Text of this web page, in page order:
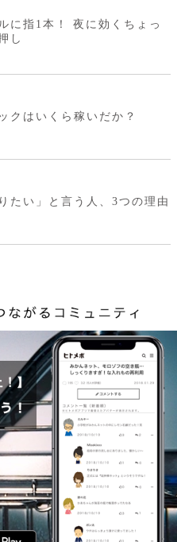
に指1本！ 夜に効くちょっ
し
クはいくら稼いだか？
たい」と言う人、3つの理由